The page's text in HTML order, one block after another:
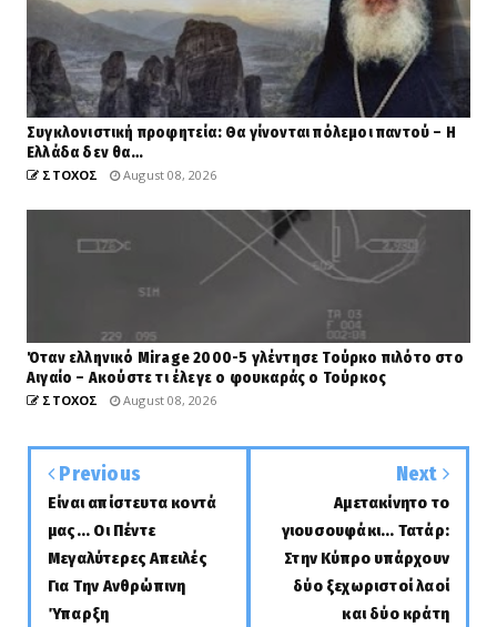
Συγκλονιστική προφητεία: Θα γίνονται πόλεμοι παντού – Η
Ελλάδα δεν θα…
ΣΤΟΧΟΣ August 08, 2026
Όταν ελληνικό Mirage 2000-5 γλέντησε Τούρκο πιλότο στο
Αιγαίο – Ακούστε τι έλεγε ο φουκαράς ο Τούρκος
ΣΤΟΧΟΣ August 08, 2026
Previous
Είναι απίστευτα κοντά
μας... Οι Πέντε
Μεγαλύτερες Απειλές
Για Την Ανθρώπινη
Ύπαρξη
Next
Αμετακίνητο το
γιουσουφάκι... Τατάρ:
Στην Κύπρο υπάρχουν
δύο ξεχωριστοί λαοί
και δύο κράτη